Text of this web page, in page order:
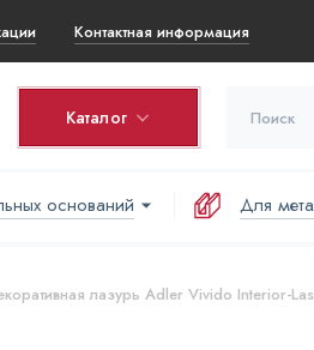
Контактная информация
Каталог
Корзина
оснований Для
лазурь Adler Vivido Interior-